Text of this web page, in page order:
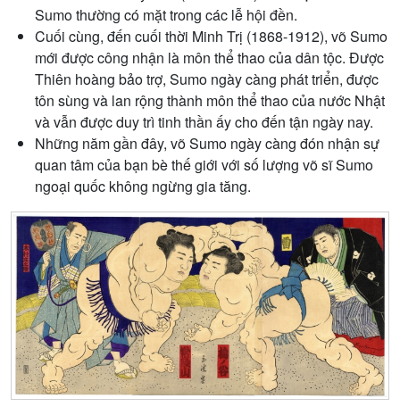
Sumo thường có mặt trong các lễ hội đền.
Cuối cùng, đến cuối thời Minh Trị (1868-1912), võ Sumo
mới được công nhận là môn thểthao của dân tộc. Được
Thiên hoàng bảo trợ, Sumo ngày càng phát triển, được
tôn sùng và lan rộng thành môn thểthao của nước Nhật
và vẫn được duy trì tinh thầnấy cho đến tận ngày nay.
Những năm gần đây, võ Sumo ngày càng đón nhận sự
quan tâm của bạn bè thếgiới với số lượng võ sĩ Sumo
ngoại quốc không ngừng gia tăng.